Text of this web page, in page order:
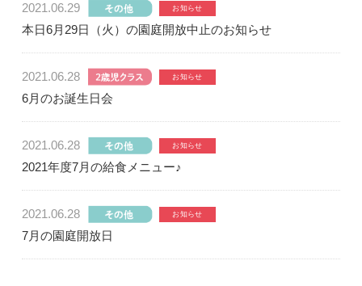
2021.06.29
本日6月29日（火）の園庭開放中止のお知らせ
2021.06.28
6月のお誕生日会
2021.06.28
2021年度7月の給食メニュー♪
2021.06.28
7月の園庭開放日